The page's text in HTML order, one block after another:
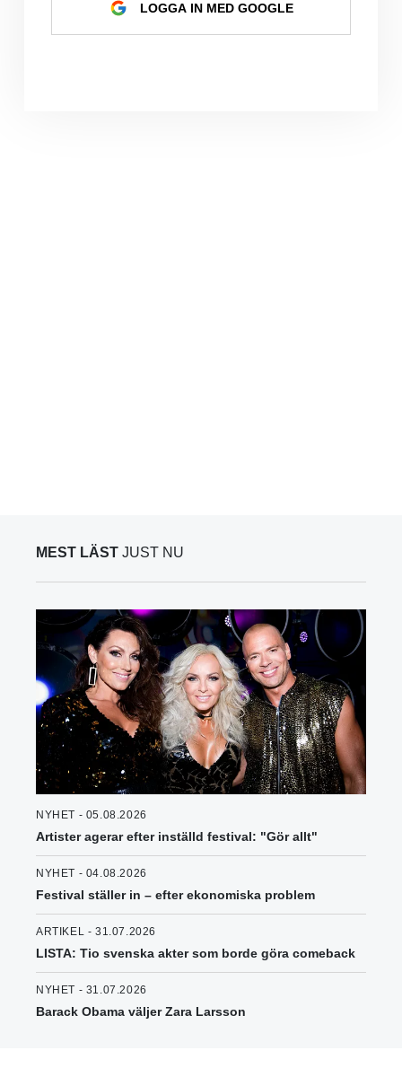
LOGGA IN MED GOOGLE
MEST LÄST JUST NU
NYHET - 05.08.2026
Artister agerar efter inställd festival: "Gör allt"
NYHET - 04.08.2026
Festival ställer in – efter ekonomiska problem
ARTIKEL - 31.07.2026
LISTA: Tio svenska akter som borde göra comeback
NYHET - 31.07.2026
Barack Obama väljer Zara Larsson